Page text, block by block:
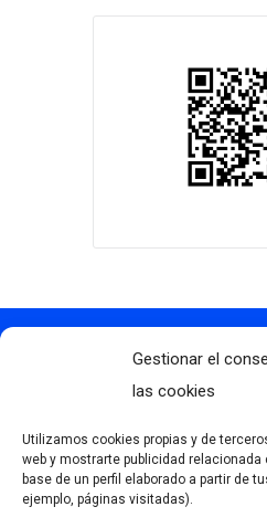
Gestionar el
las cookies
Utilizamos cookies propias y de
web y mostrarte publicidad
base de un perfil elaborado a partir de
ejemplo, páginas visitadas).
info@clubdegolflascaldas.com
681 163 108
La Premaña s/n, 33174,